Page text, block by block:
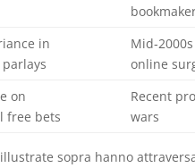
in
parlays
Mid‑2000s
online
on
free bets
Recent
wars
sopra hanno